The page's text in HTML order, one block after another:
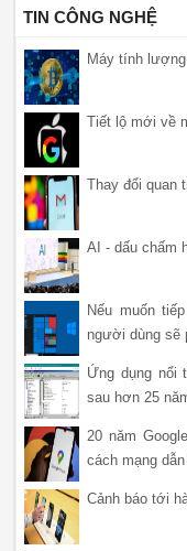
TIN CÔNG NGHỆ
Máy tính
Tiết lộ mới về
Thay đổi quan
AI - dấu chấm
Nếu muốn
người dùng sẽ
Ứng dụng nổi
sau hơn 25
20 năm
cách mạng
Cảnh báo tới